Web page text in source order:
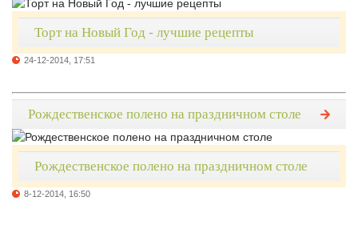
Торт на Новый Год - лучшие рецепты
24-12-2014, 17:51
Рождественское полено на праздничном столе
Рождественское полено на праздничном столе
8-12-2014, 16:50